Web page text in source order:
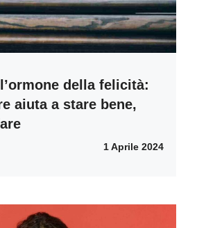
della felicità:
aiuta a stare bene,
1 Aprile 2024